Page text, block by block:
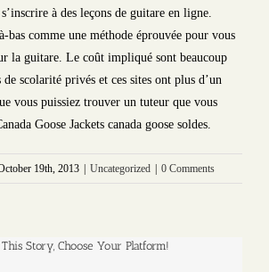
à des leçons de guitare en ligne.
bas comme une méthode éprouvée pour vous
la guitare. Le coût impliqué sont beaucoup
scolarité privés et ces sites ont plus d’un
vous puissiez trouver un tuteur que vous
Goose Jackets canada goose soldes.
19th, 2013 Uncategorized 0 Comments
Story, Choose Your Platform!